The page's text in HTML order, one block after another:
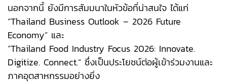
นอกจากนี้ ยังมีการสัมมนาในหัวข้อที่น่าสนใจ ได้แก่
“Thailand Business Outlook – 2026 Future
Economy” และ
“Thailand Food Industry Focus 2026: Innovate.
Digitize. Connect.” ซึ่งเป็นประโยชน์ต่อผู้เข้าร่วมงานและ
ภาคอุตสาหกรรมอย่างยิ่ง